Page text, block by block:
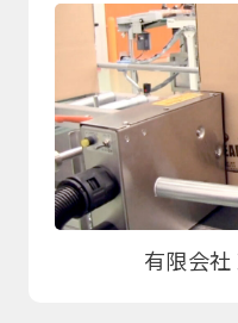
有限会